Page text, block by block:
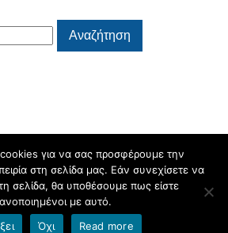
Αναζήτηση
blogs.sch.gr
για να σας προσφέρουμε την
στη σελίδα μας. Εάν συνεχίσετε να
τη σελίδα, θα υποθέσουμε πως είστε
με αυτό.
Όχι Read more